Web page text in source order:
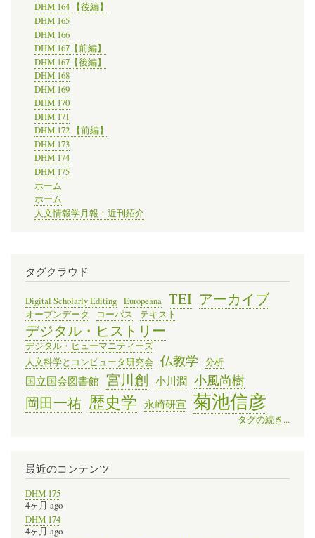
DHM 164 【後編】
DHM 165
DHM 166
DHM 167【前編】
DHM 167【後編】
DHM 168
DHM 169
DHM 170
DHM 171
DHM 172 【前編】
DHM 173
DHM 174
DHM 175
ホーム
ホーム
人文情報学月報：近刊紹介
タグクラウド
Digital Scholarly Editing Europeana TEI アーカイブ
オープンデータ コーパス テキスト
デジタル・ヒストリー
デジタル・ヒューマニティーズ
人文科学とコンピュータ研究会
仏教学 分析
国立国会図書館 宮川創 小川潤 小風尚樹
岡田一祐 歴史学 永崎研宣 菊池信彦
タグの続き...
最近のコンテンツ
DHM 175
4ヶ月 ago
DHM 174
4ヶ月 ago